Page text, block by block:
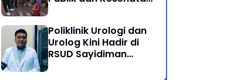
Poliklinik Urologi dan
Urolog Kini Hadir di
RSUD Sayidiman